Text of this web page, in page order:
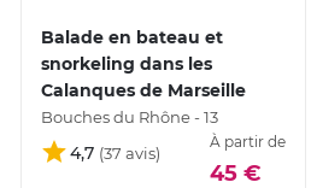
Balade en bateau et
snorkeling dans les
Calanques de Marseille
Bouches du Rhône - 13
4,7
À partir de
45 €